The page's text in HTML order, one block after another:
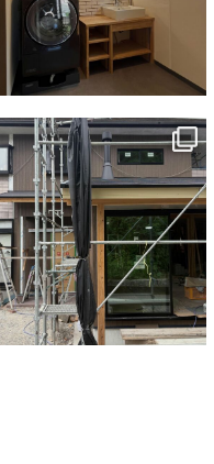
tomohouseinc
6月 3